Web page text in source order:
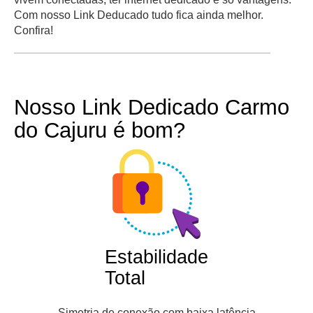
Com nosso Link Deducado tudo fica ainda melhor.
Confira!
Nosso Link Dedicado Carmo
do Cajuru é bom?
Estabilidade
Total